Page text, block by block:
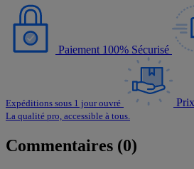
Paiement 100% Sécurisé
Expéditions sous 1 jour ouvré
La qualité pro, accessible à tous.
Commentaires (0)